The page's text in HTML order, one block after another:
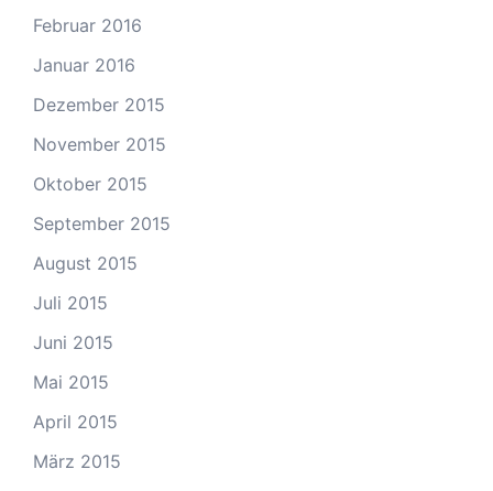
Februar 2016
Januar 2016
Dezember 2015
November 2015
Oktober 2015
September 2015
August 2015
Juli 2015
Juni 2015
Mai 2015
April 2015
März 2015